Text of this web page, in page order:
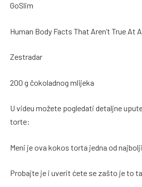
GoSlim
Human Body Facts That Aren’t True At
Zestradar
200 g čokoladnog mlijeka
U videu možete pogledati detaljne
torte:
Meni je ova kokos torta jedna od
Probajte je i uverit ćete se zašto je to